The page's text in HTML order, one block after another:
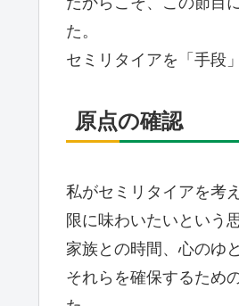
た。
セミリタイアを「手段
原点の確認
私がセミリタイアを考
限に味わいたいという
家族との時間、心のゆ
それらを確保するため